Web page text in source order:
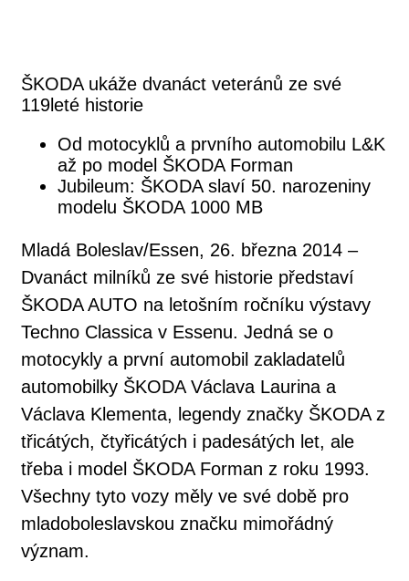
ŠKODA ukáže dvanáct veteránů ze své
119leté historie
Od motocyklů a prvního automobilu L&K
až po model ŠKODA Forman
Jubileum: ŠKODA slaví 50. narozeniny
modelu ŠKODA 1000 MB
​Mladá Boleslav/Essen, 26. března 2014 –
Dvanáct milníků ze své historie představí
ŠKODA AUTO na letošním ročníku výstavy
Techno Classica v Essenu. Jedná se o
motocykly a první automobil zakladatelů
automobilky ŠKODA Václava Laurina a
Václava Klementa, legendy značky ŠKODA z
třicátých, čtyřicátých i padesátých let, ale
třeba i model ŠKODA Forman z roku 1993.
Všechny tyto vozy měly ve své době pro
mladoboleslavskou značku mimořádný
význam.